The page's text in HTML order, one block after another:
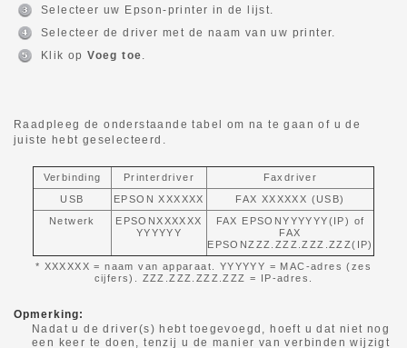
Selecteer uw Epson-printer in de lijst.
Selecteer de driver met de naam van uw printer.
Klik opVoeg toe
Raadpleeg de onderstaande tabel om na te gaan of u de
juiste hebt geselecteerd.
Verbinding Printerdriver
Faxdriver
USB
EPSON XXXXXX
FAX XXXXXX (USB)
Netwerk
EPSONXXXXXX
YYYYYY
FAX EPSONYYYYYY(IP) of
FAX
EPSONZZZ.ZZZ.ZZZ.ZZZ(IP)
* XXXXXX = naam van apparaat. YYYYYY = MAC-adres (zes
cijfers). ZZZ.ZZZ.ZZZ.ZZZ = IP-adres.
Opmerking:
Nadat u de driver(s) hebt toegevoegd, hoeft u dat niet nog
een keer te doen, tenzij u de manier van verbinden wijzigt